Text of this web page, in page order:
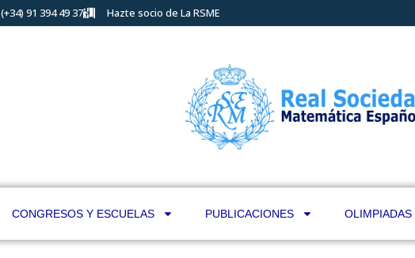
(+34) 91 394 49 37 Hazte socio de La RSME
CONGRESOS Y ESCUELAS PUBLICACIONES OLIMPIADAS